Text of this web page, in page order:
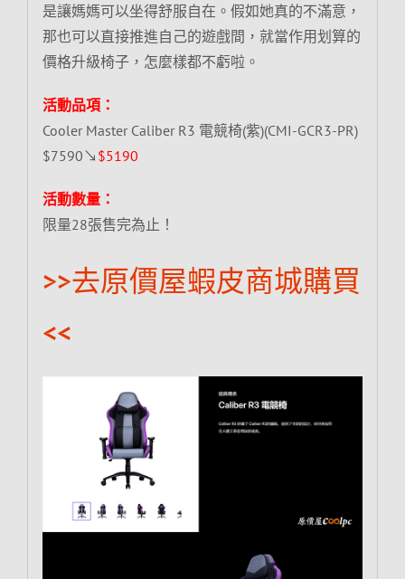
是讓媽媽可以坐得舒服自在。假如她真的不滿意，
那也可以直接推進自己的遊戲間，就當作用划算的
價格升級椅子，怎麼樣都不虧啦。
活動品項：
Cooler Master Caliber R3 電競椅(紫)(CMI-GCR3-PR)
$7590↘ $5190
活動數量：
限量28張售完為止！
>>去原價屋蝦皮商城購買
<<